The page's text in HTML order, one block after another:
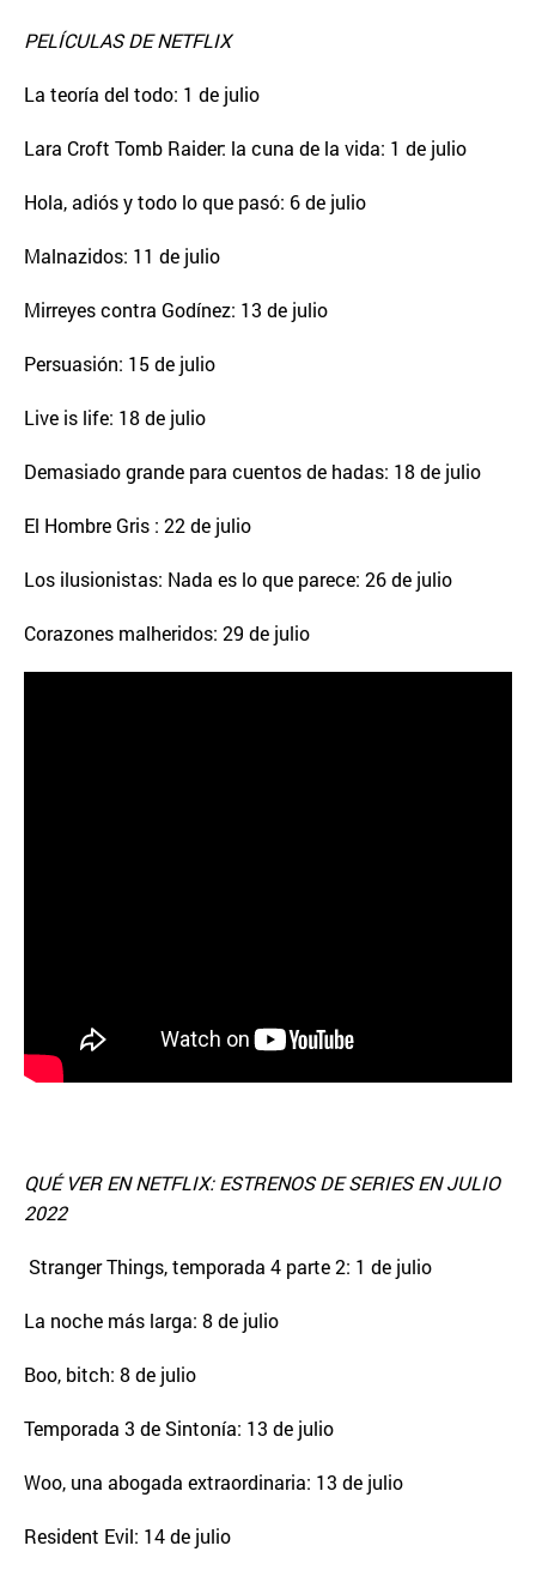
PELÍCULAS DE NETFLIX
La teoría del todo: 1 de julio
Lara Croft Tomb Raider: la cuna de la vida: 1 de julio
Hola, adiós y todo lo que pasó: 6 de julio
Malnazidos: 11 de julio
Mirreyes contra Godínez: 13 de julio
Persuasión: 15 de julio
Live is life: 18 de julio
Demasiado grande para cuentos de hadas: 18 de julio
El Hombre Gris : 22 de julio
Los ilusionistas: Nada es lo que parece: 26 de julio
Corazones malheridos: 29 de julio
QUÉ VER EN NETFLIX: ESTRENOS DE SERIES EN JULIO
2022
Stranger Things, temporada 4 parte 2: 1 de julio
La noche más larga: 8 de julio
Boo, bitch: 8 de julio
Temporada 3 de Sintonía: 13 de julio
Woo, una abogada extraordinaria: 13 de julio
Resident Evil: 14 de julio